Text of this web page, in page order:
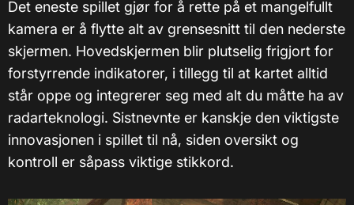
Det eneste spillet gjør for å rette på et mangelfullt
kamera er å flytte alt av grensesnitt til den nederste
skjermen. Hovedskjermen blir plutselig frigjort for
forstyrrende indikatorer, i tillegg til at kartet alltid
står oppe og integrerer seg med alt du måtte ha av
radarteknologi. Sistnevnte er kanskje den viktigste
innovasjonen i spillet til nå, siden oversikt og
kontroll er såpass viktige stikkord.